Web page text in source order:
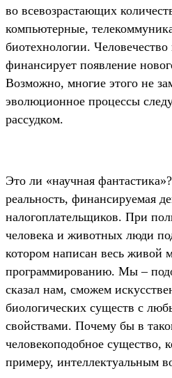
во всевозрастающих
компьютерные,
биотехнологии.
финансирует появление
Возможно, многие этого не
эволюционное процессы
рассудком.
Это ли «научная
реальность, финансируемая
налогоплательщиков. При
человека и животных люди
котором написан весь живой
программированию. Мы –
сказал нам, сможем
биологических существ с
свойствами. Почему бы в
человекоподобное существо,
примеру, интеллектуальным